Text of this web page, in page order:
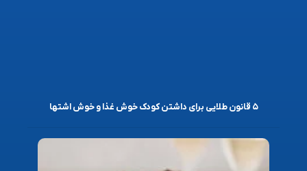
۵ قانون طلایی برای داشتن کودک خوش غذا و خوش اشتها